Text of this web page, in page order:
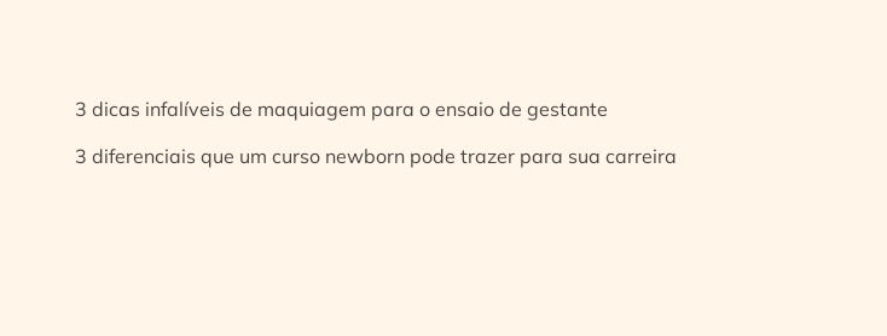
3 dicas infalíveis de maquiagem para o ensaio de gestante
3 diferenciais que um curso newborn pode trazer para sua carreira